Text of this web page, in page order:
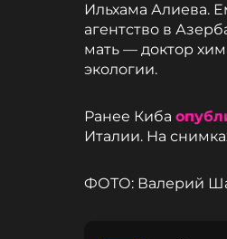
Ильхама Алиева.
агентство в
мать — доктор
экологии.
Ранее Киба
Италии. На
ФОТО: Валерий